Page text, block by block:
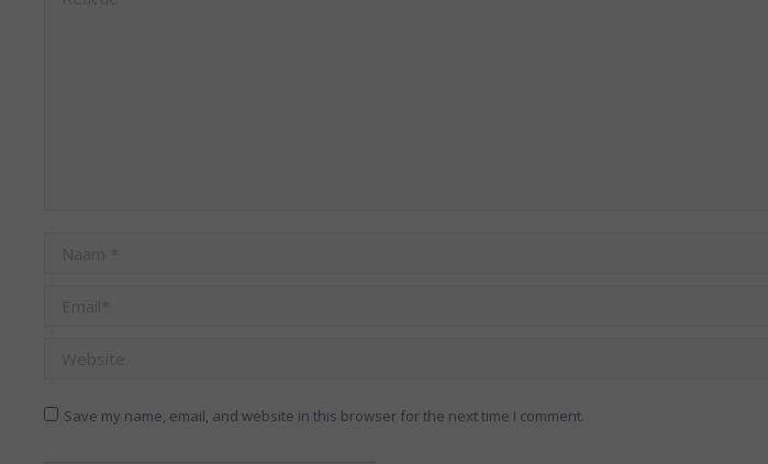
Naam *
Email *
Website
Save my name, email, and website in this browser for the next time I comment.